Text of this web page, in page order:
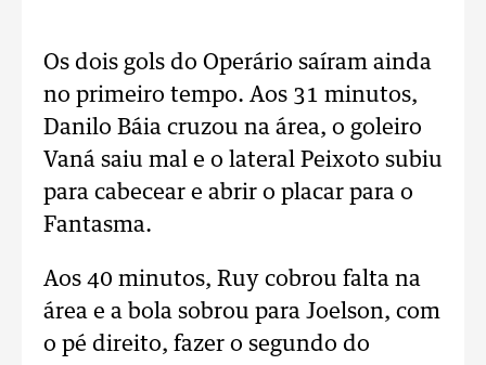
Os dois gols do Operário saíram ainda
no primeiro tempo. Aos 31 minutos,
Danilo Báia cruzou na área, o goleiro
Vaná saiu mal e o lateral Peixoto subiu
para cabecear e abrir o placar para o
Fantasma.
Aos 40 minutos, Ruy cobrou falta na
área e a bola sobrou para Joelson, com
o pé direito, fazer o segundo do